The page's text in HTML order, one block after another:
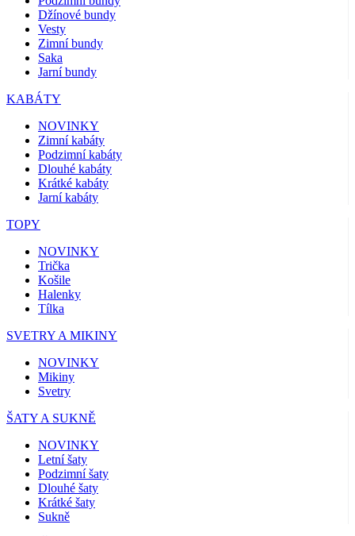
Džínové bundy
Vesty
Zimní bundy
Saka
Jarní bundy
KABÁTY
NOVINKY
Zimní kabáty
Podzimní kabáty
Dlouhé kabáty
Krátké kabáty
Jarní kabáty
TOPY
NOVINKY
Trička
Košile
Halenky
Tílka
SVETRY A MIKINY
NOVINKY
Mikiny
Svetry
ŠATY A SUKNĚ
NOVINKY
Letní šaty
Podzimní šaty
Dlouhé šaty
Krátké šaty
Sukně